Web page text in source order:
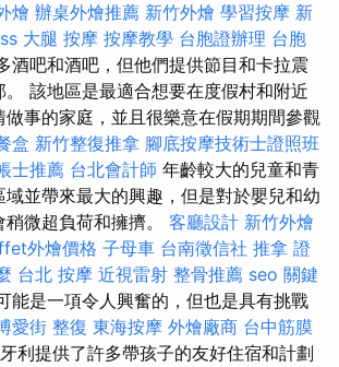
燴 辦桌外燴推薦 新竹外燴 學習按摩 新
大腿 按摩 按摩教學 台胞證辦理 台胞
酒吧和酒吧，但他們提供節目和卡拉震
該地區是最適合想要在度假村和附近
事的家庭，並且很樂意在假期期間參觀
盒 新竹整復推拿 腳底按摩技術士證照班
士推薦 台北會計師 年齡較大的兒童和青
域並帶來最大的興趣，但是對於嬰兒和幼
微超負荷和擁擠。 客廳設計 新竹外燴
外燴價格 子母車 台南徵信社 推拿 證
台北 按摩 近視雷射 整骨推薦 seo 關鍵
能是一項令人興奮的，但也是具有挑戰
愛街 整復 東海按摩 外燴廠商 台中筋膜
利提供了許多帶孩子的友好住宿和計劃